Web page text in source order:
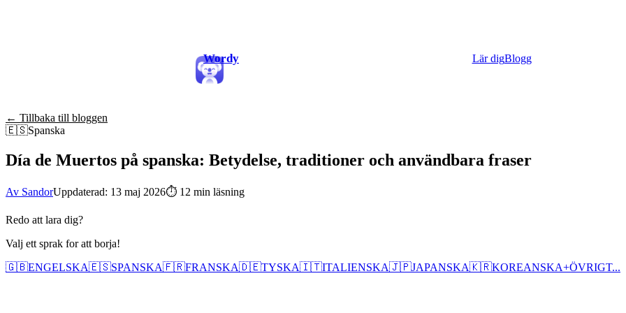
Wordy Lär digBlogg
← Tillbaka till bloggen
🇪🇸Spanska
Día de Muertos på spanska: Betydelse, traditioner och användbara fraser
Av SandorUppdaterad: 13 maj 2026⏱ 12 min läsning
Redo att lara dig?
Valj ett sprak for att borja!
🇬🇧ENGELSKA🇪🇸SPANSKA🇫🇷FRANSKA🇩🇪TYSKA🇮🇹ITALIENSKA🇯🇵JAPANSKA🇰🇷KOREANSKA+ÖVRIGT...